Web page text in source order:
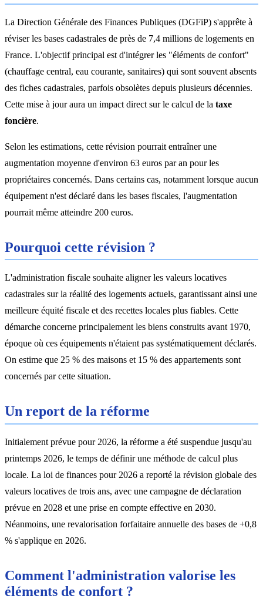
La Direction Générale des Finances Publiques (DGFiP) s'apprête à
réviser les bases cadastrales de près de 7,4 millions de logements en
France. L'objectif principal est d'intégrer les "éléments de confort"
(chauffage central, eau courante, sanitaires) qui sont souvent absents
des fiches cadastrales, parfois obsolètes depuis plusieurs décennies.
Cette mise à jour aura un impact direct sur le calcul de la taxe
foncière.
Selon les estimations, cette révision pourrait entraîner une
augmentation moyenne d'environ 63 euros par an pour les
propriétaires concernés. Dans certains cas, notamment lorsque aucun
équipement n'est déclaré dans les bases fiscales, l'augmentation
pourrait même atteindre 200 euros.
Pourquoi cette révision ?
L'administration fiscale souhaite aligner les valeurs locatives
cadastrales sur la réalité des logements actuels, garantissant ainsi une
meilleure équité fiscale et des recettes locales plus fiables. Cette
démarche concerne principalement les biens construits avant 1970,
époque où ces équipements n'étaient pas systématiquement déclarés.
On estime que 25 % des maisons et 15 % des appartements sont
concernés par cette situation.
Un report de la réforme
Initialement prévue pour 2026, la réforme a été suspendue jusqu'au
printemps 2026, le temps de définir une méthode de calcul plus
locale. La loi de finances pour 2026 a reporté la révision globale des
valeurs locatives de trois ans, avec une campagne de déclaration
prévue en 2028 et une prise en compte effective en 2030.
Néanmoins, une revalorisation forfaitaire annuelle des bases de +0,8
% s'applique en 2026.
Comment l'administration valorise les
éléments de confort ?